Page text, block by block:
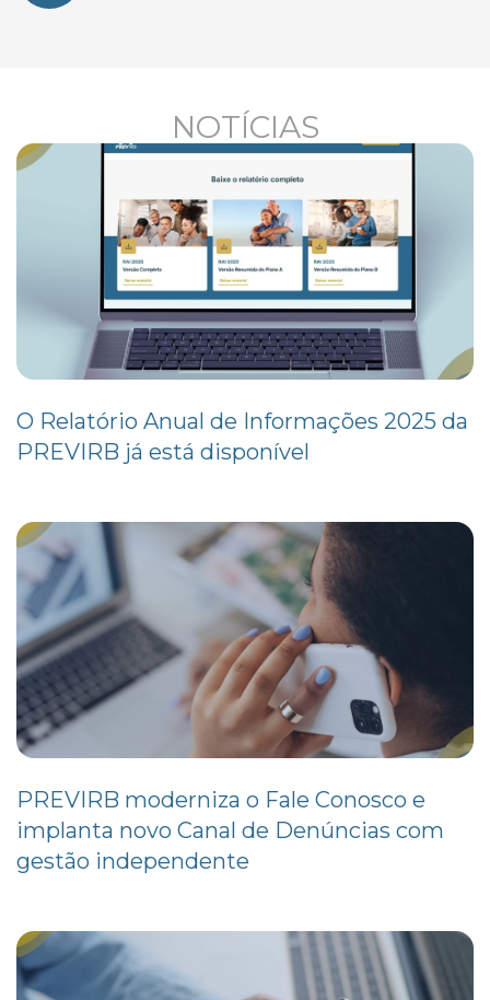
NOTÍCIAS
O Relatório Anual de Informações 2025 da
PREVIRB já está disponível
PREVIRB moderniza o Fale Conosco e
implanta novo Canal de Denúncias com
gestão independente